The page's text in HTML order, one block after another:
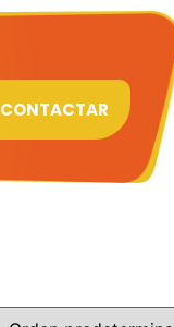
CONTACTAR